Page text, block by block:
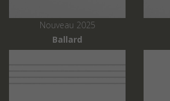
Nouveau 2025
Ballard